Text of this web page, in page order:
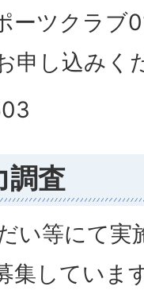
ーツクラブ
申し込みく
調査
い等にて実
集していま